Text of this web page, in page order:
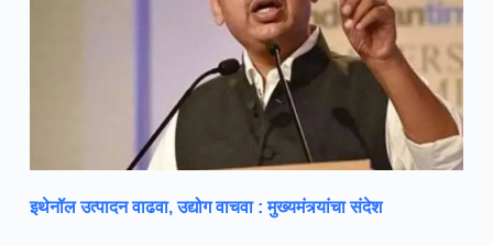
इथेनॉल उत्पादन वाढवा, उद्योग वाचवा : मुख्यमंत्र्यांचा संदेश